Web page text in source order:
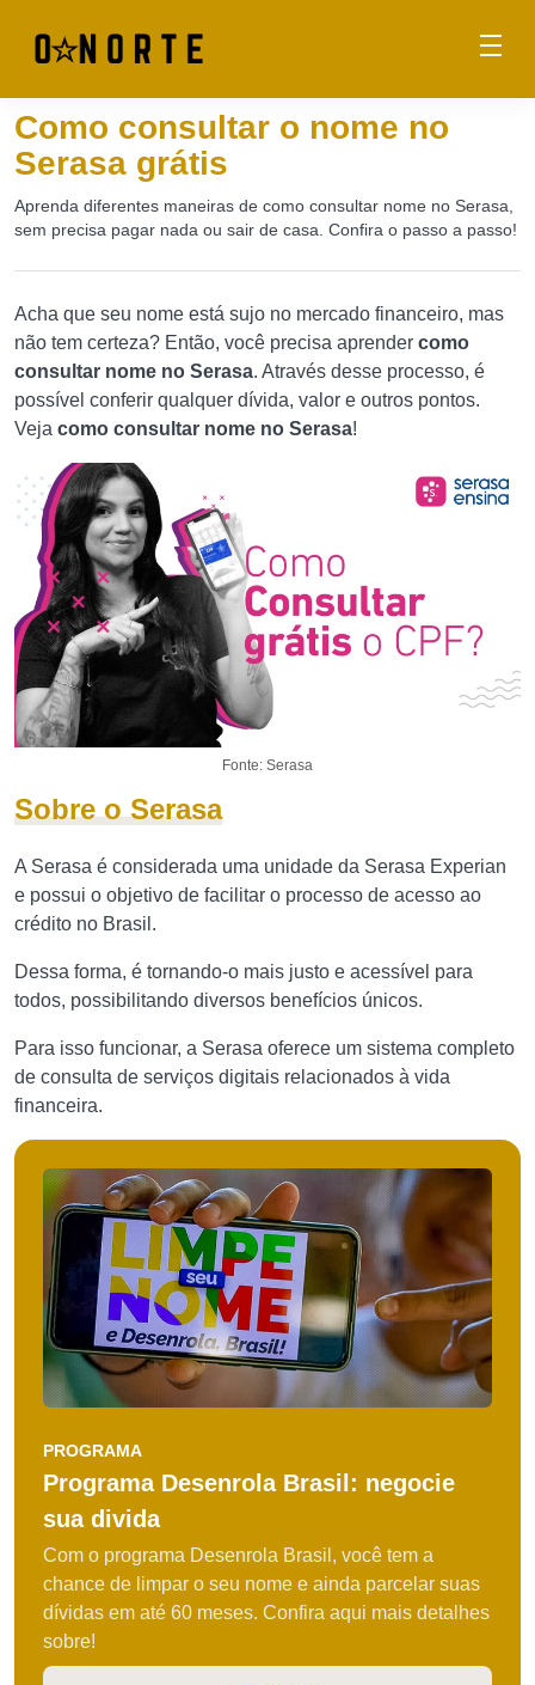
Como consultar o nome no
Serasa grátis
Aprenda diferentes maneiras de como consultar nome no Serasa,
sem precisa pagar nada ou sair de casa. Confira o passo a passo!
Acha que seu nome está sujo no mercado financeiro, mas
não tem certeza? Então, você precisa aprender como
consultar nome no Serasa. Através desse processo, é
possível conferir qualquer dívida, valor e outros pontos.
Veja como consultar nome no Serasa!
Fonte: Serasa
Sobre o Serasa
A Serasa é considerada uma unidade da Serasa Experian
e possui o objetivo de facilitar o processo de acesso ao
crédito no Brasil.
Dessa forma, é tornando-o mais justo e acessível para
todos, possibilitando diversos benefícios únicos.
Para isso funcionar, a Serasa oferece um sistema completo
de consulta de serviços digitais relacionados à vida
financeira.
PROGRAMA
Programa Desenrola Brasil: negocie
sua divida
Com o programa Desenrola Brasil, você tem a
chance de limpar o seu nome e ainda parcelar suas
dívidas em até 60 meses. Confira aqui mais detalhes
sobre!